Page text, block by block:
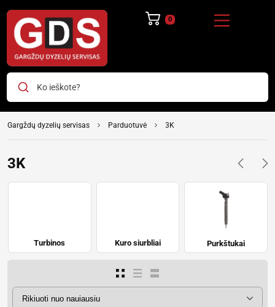
0
Ko ieškote?
Gargždų dyzelių servisas Parduotuvė 3K
3K
Turbinos Kuro siurbliai Purkštukai